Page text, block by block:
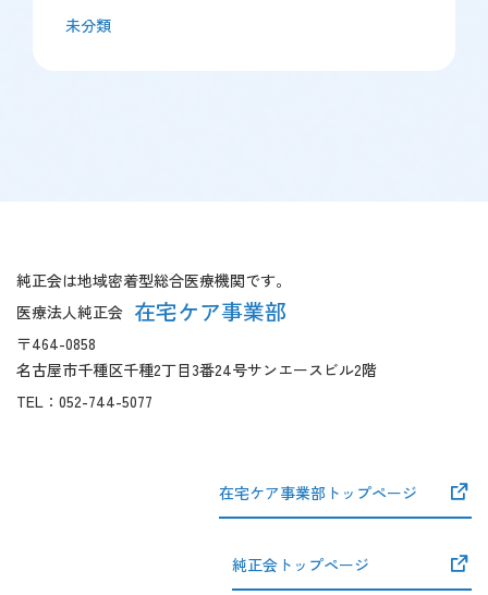
未分類
す】
始】
純正会は地域密着型総合医療機関です。
医療法人純正会 在宅ケア事業部
〒464-0858
名古屋市千種区千種2丁目3番24号サンエースビル2階
TEL： 052-744-5077
在宅ケア事業部トップページ
純正会トップページ